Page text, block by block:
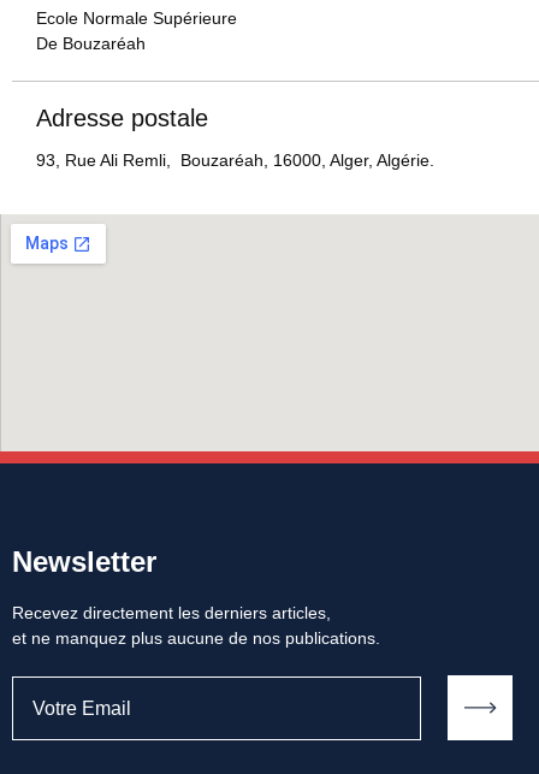
Ecole Normale Supérieure
De Bouzaréah
Adresse postale
93, Rue Ali Remli, Bouzaréah, 16000, Alger, Algérie.
Newsletter
Recevez directement les derniers articles,
et ne manquez plus aucune de nos publications.